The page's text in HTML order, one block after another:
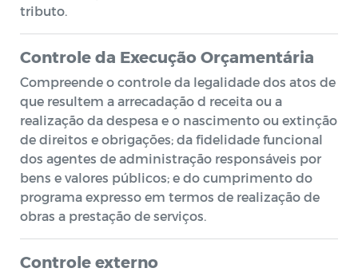
tributo.
Controle da Execução Orçamentária
Compreende o controle da legalidade dos atos de
que resultem a arrecadação d receita ou a
realização da despesa e o nascimento ou extinção
de direitos e obrigações; da fidelidade funcional
dos agentes de administração responsáveis por
bens e valores públicos; e do cumprimento do
programa expresso em termos de realização de
obras a prestação de serviços.
Controle externo